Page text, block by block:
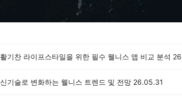
활기찬 라이프스타일을 위한 필수 웰니스 앱 비교 분석
신기술로 변화하는 웰니스 트렌드 및 전망 26.05.31